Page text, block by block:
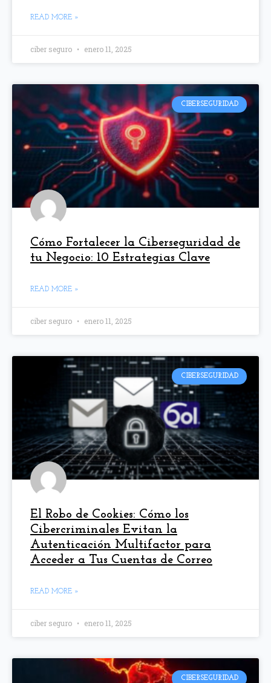
READ MORE »
ciber seguro enero 11, 2025
CIBERSEGURIDAD
Cómo Fortalecer la Ciberseguridad de
tu Negocio: 10 Estrategias Clave
READ MORE »
ciber seguro enero 11, 2025
CIBERSEGURIDAD
El Robo de Cookies: Cómo los
Cibercriminales Evitan la
Autenticación Multifactor para
Acceder a Tus Cuentas de Correo
READ MORE »
ciber seguro enero 11, 2025
CIBERSEGURIDAD